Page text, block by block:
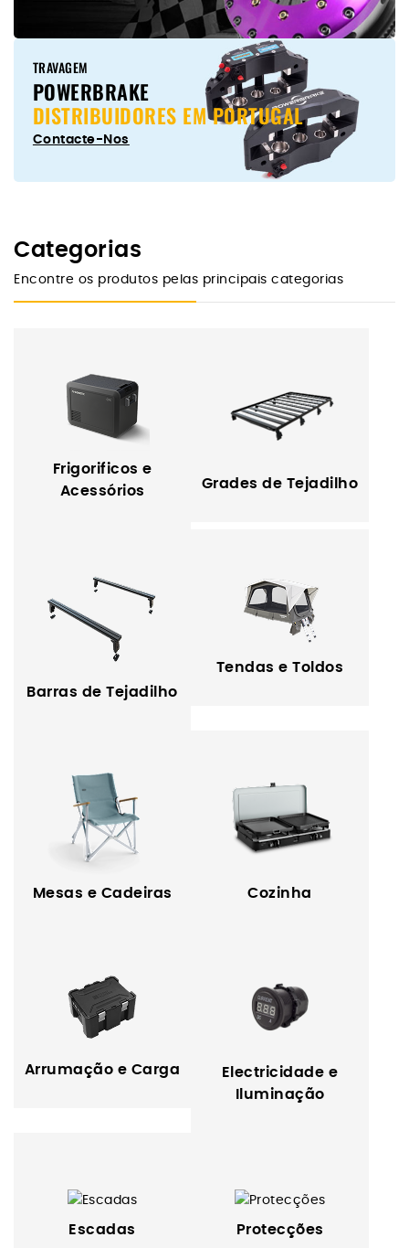
TRAVAGEM
POWERBRAKE
DISTRIBUIDORES EM PORTUGAL
Contacte-Nos
Categorias
Encontre os produtos pelas principais categorias
Frigorificos e
Acessórios
Grades de Tejadilho
Barras de Tejadilho
Tendas e Toldos
Mesas e Cadeiras Cozinha
Arrumação e Carga
Electricidade e
Iluminação
Escadas Protecções